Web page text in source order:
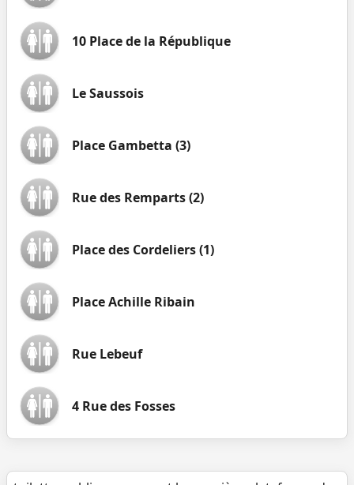
10 Place de la République
Le Saussois
Place Gambetta (3)
Rue des Remparts (2)
Place des Cordeliers (1)
Place Achille Ribain
Rue Lebeuf
4 Rue des Fosses